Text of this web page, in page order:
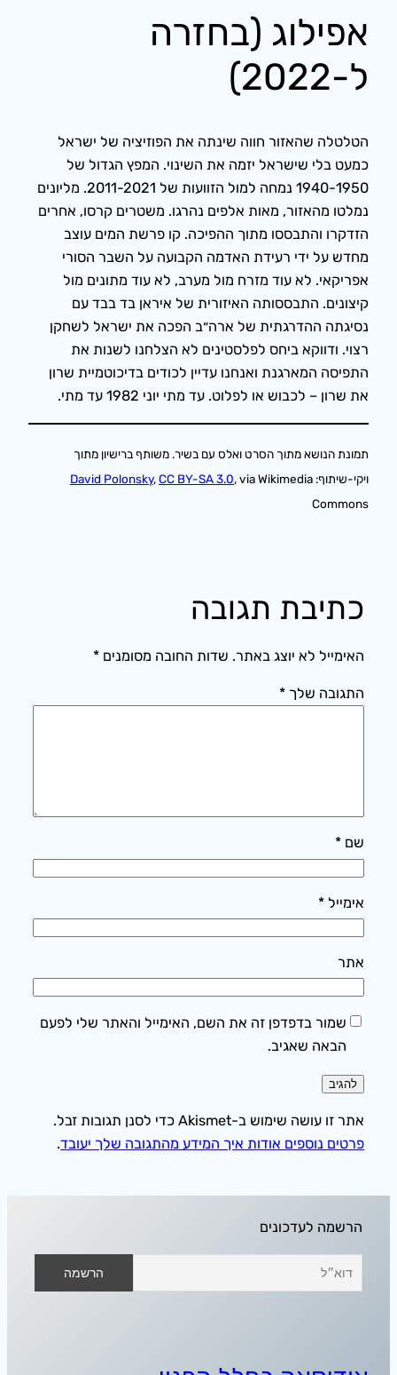
אפילוג (בחזרה
ל-2022)
הטלטלה שהאזור חווה שינתה את הפוזיציה של ישראל
כמעט בלי שישראל יזמה את השינוי. המפץ הגדול של
1940-1950 נמחה למול הזוועות של 2011-2021. מליונים
נמלטו מהאזור, מאות אלפים נהרגו. משטרים קרסו, אחרים
הזדקרו והתבססו מתוך ההפיכה. קו פרשת המים עוצב
מחדש על ידי רעידת האדמה הקבועה על השבר הסורי
אפריקאי. לא עוד מזרח מול מערב, לא עוד מתונים מול
קיצונים. התבססותה האיזורית של איראן בד בבד עם
נסיגתה ההדרגתית של ארה״ב הפכה את ישראל לשחקן
רצוי. ודווקא ביחס לפלסטינים לא הצלחנו לשנות את
התפיסה המארגנת ואנחנו עדיין לכודים בדיכוטמיית שרון
את שרון – לכבוש או לפלוט. עד מתי יוני 1982 עד מתי.
תמונת הנושא מתוך הסרט ואלס עם בשיר. משותף ברישיון מתוך
ויקי-שיתוף:
David Polonsky,CC BY-SA 3.0, via Wikimedia
Commons
כתיבת תגובה
האימייל לא יוצג באתר. שדות החובה מסומנים *
התגובה שלך *
שם *
אימייל *
אתר
שמור בדפדפן זה את השם, האימייל והאתר שלי לפעם
הבאה שאגיב.
אתר זו עושה שימוש ב-Akismet כדי לסנן תגובות זבל.
פרטים נוספים אודות איך המידע מהתגובה שלך יעובד.
הרשמה לעדכונים